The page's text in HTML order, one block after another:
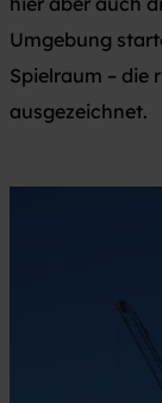
Umgebung
Spielraum – die
ausgezeichnet.